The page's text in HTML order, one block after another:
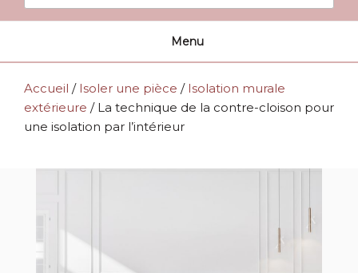
Menu
Accueil / Isoler une pièce / Isolation murale
extérieure / La technique de la contre-cloison pour
une isolation par l’intérieur